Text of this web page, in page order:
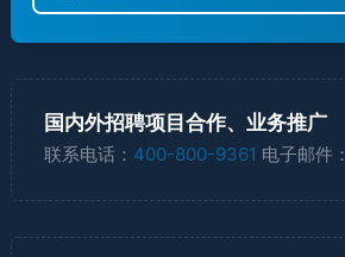
国内外招聘项目合作、业务推广
联系电话： 400-800-9361 电子邮件：